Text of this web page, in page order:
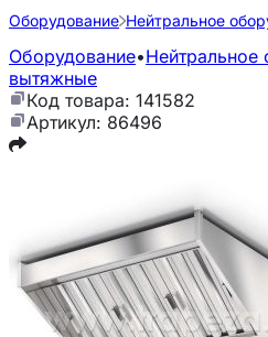
Оборудование Нейтральное
Оборудование•Нейтральное
вытяжные
Код товара: 141582
Артикул: 86496